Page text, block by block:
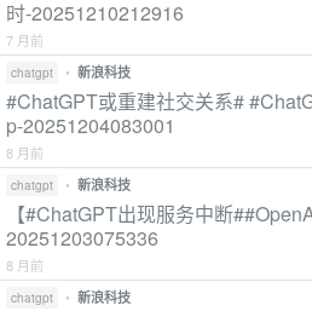
时-20251210212916
7 月前
chatgpt • 新浪科技
#ChatGPT或重建社交关系#
p-20251204083001
8 月前
chatgpt • 新浪科技
【#ChatGPT出现服务中断
20251203075336
8 月前
chatgpt • 新浪科技